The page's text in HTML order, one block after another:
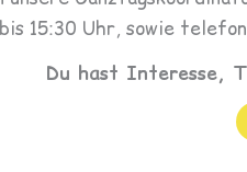
15:30 Uhr, sowie
Du hast Interesse,